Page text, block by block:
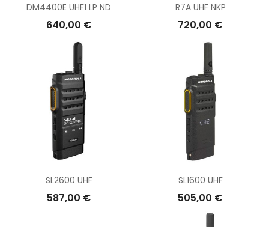
DM4400E UHF1 LP ND
640,00 €
R7A UHF NKP
720,00 €
SL2600 UHF
587,00 €
SL1600 UHF
505,00 €